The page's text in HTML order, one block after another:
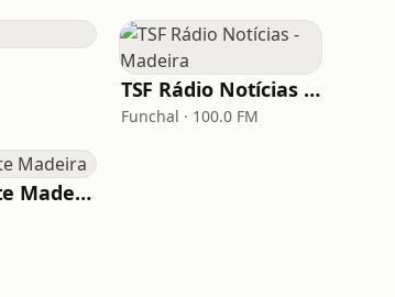
TSF Rádio Notícias - Madeira
Funchal · 100.0 FM
Radio Marte Madeira